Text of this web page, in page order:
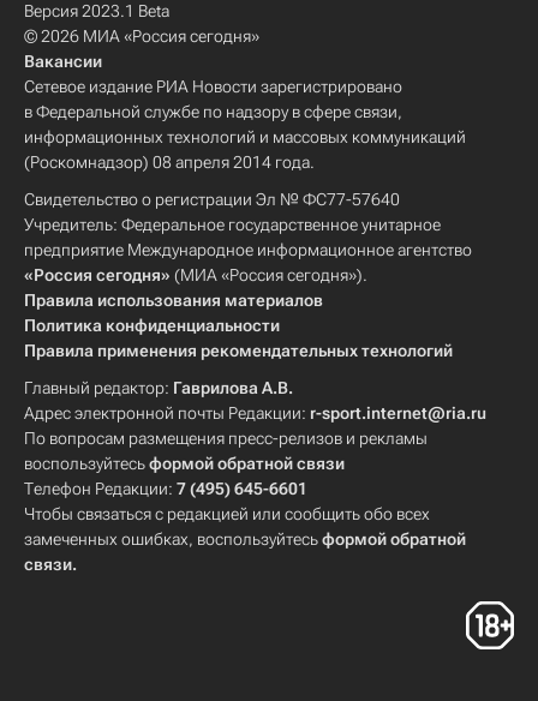
Версия 2023.1 Beta
© 2026 МИА «Россия сегодня»
Вакансии
Сетевое издание РИА Новости зарегистрировано
в Федеральной службе по надзору в сфере связи,
информационных технологий и массовых коммуникаций
(Роскомнадзор) 08 апреля 2014 года.
Свидетельство о регистрации Эл № ФС77-57640
Учредитель: Федеральное государственное унитарное
предприятие Международное информационное агентство
«Россия сегодня» (МИА «Россия сегодня»).
Правила использования материалов
Политика конфиденциальности
Правила применения рекомендательных технологий
Главный редактор: Гаврилова А.В.
Адрес электронной почты Редакции: r-sport.internet@ria.ru
По вопросам размещения пресс-релизов и рекламы
воспользуйтесьформой обратной связи
Телефон Редакции: 7 (495) 645-6601
Чтобы связаться с редакцией или сообщить обо всех
замеченных ошибках, воспользуйтесьформой обратной
связи.